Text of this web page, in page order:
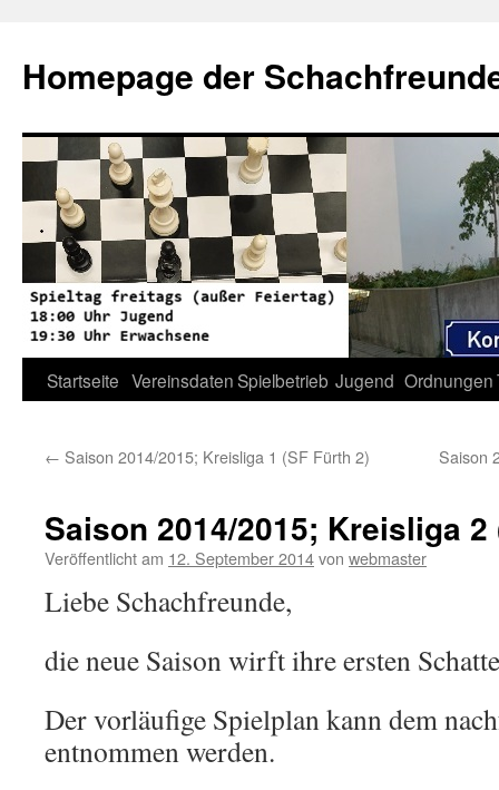
springen
Homepage der
Startseite VereinsdatenSpielbetrieb Jugend Ordnungen
← Saison 2014/2015; Kreisliga 1 (SF Fürth 2) Saison
Saison 2014/2015; Kreisliga 2
Veröffentlicht am 12. September 2014von webmaster
Liebe Schachfreunde,
die neue Saison wirft ihre ersten
Der vorläufige Spielplan kann dem
entnommen werden.